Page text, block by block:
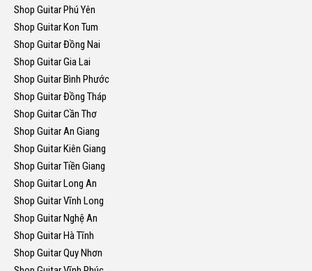
Shop Guitar Phú Yên
Shop Guitar Kon Tum
Shop Guitar Đồng Nai
Shop Guitar Gia Lai
Shop Guitar Bình Phước
Shop Guitar Đồng Tháp
Shop Guitar Cần Thơ
Shop Guitar An Giang
Shop Guitar Kiên Giang
Shop Guitar Tiền Giang
Shop Guitar Long An
Shop Guitar Vĩnh Long
Shop Guitar Nghệ An
Shop Guitar Hà Tĩnh
Shop Guitar Quy Nhơn